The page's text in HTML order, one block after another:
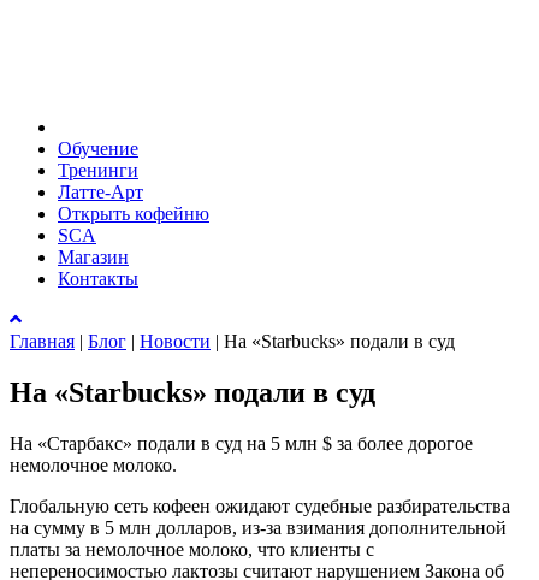
Обучение
Тренинги
Латте-Арт
Открыть кофейню
SCA
Магазин
Контакты
Главная | Блог | Новости | На «Starbucks» подали в суд
На «Starbucks» подали в суд
На «Старбакс» подали в суд на 5 млн $ за более дорогое
немолочное молоко.
Глобальную сеть кофеен ожидают судебные разбирательства
на сумму в 5 млн долларов, из-за взимания дополнительной
платы за немолочное молоко, что клиенты с
непереносимостью лактозы считают нарушением Закона об